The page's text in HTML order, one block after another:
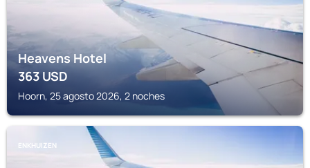
Heavens Hotel
363USD
Hoorn, 25 agosto 2026, 2 noches
ENKHUIZEN